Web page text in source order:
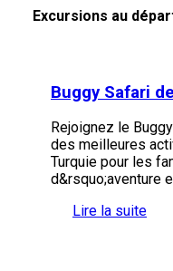
Excursions au
Buggy Safari
Rejoignez le
des meilleures
Turquie pour les
d&rsquo;aventure
Lire la suite